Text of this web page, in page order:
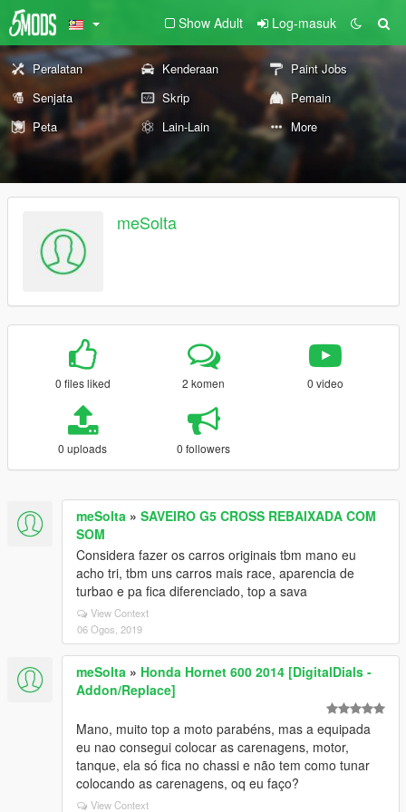
Show Adult Log-masuk
Peralatan Kenderaan
Paint Jobs
Senjata
Skrip
Pemain
Peta
Lain-Lain More
meSolta
0 files liked 2 komen 0 video
0 uploads 0 followers
meSolta » SAVEIRO G5 CROSS REBAIXADA COM
SOM
Considera fazer os carros originais tbm mano eu
acho tri, tbm uns carros mais race, aparencia de
turbao e pa fica diferenciado, top a sava
View Context
06 Ogos, 2019
meSolta » Honda Hornet 600 2014 [DigitalDials -
Addon/Replace]
Mano, muito top a moto parabéns, mas a equipada
eu nao consegui colocar as carenagens, motor,
tanque, ela só fica no chassi e não tem como tunar
colocando as carenagens, oq eu faço?
View Context